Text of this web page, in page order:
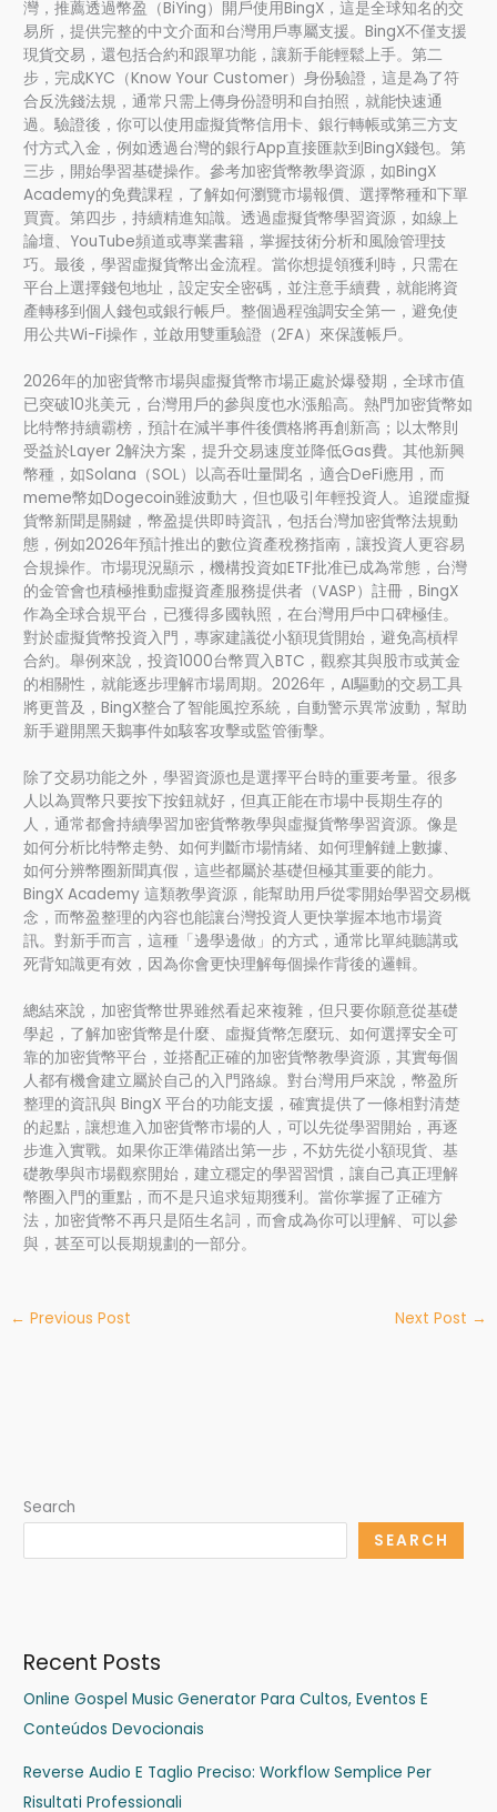
灣，推薦透過幣盈（BiYing）開戶使用BingX，這是全球知名的交
易所，提供完整的中文介面和台灣用戶專屬支援。BingX不僅支援
現貨交易，還包括合約和跟單功能，讓新手能輕鬆上手。第二
步，完成KYC（Know Your Customer）身份驗證，這是為了符
合反洗錢法規，通常只需上傳身份證明和自拍照，就能快速通
過。驗證後，你可以使用虛擬貨幣信用卡、銀行轉帳或第三方支
付方式入金，例如透過台灣的銀行App直接匯款到BingX錢包。第
三步，開始學習基礎操作。參考加密貨幣教學資源，如BingX
Academy的免費課程，了解如何瀏覽市場報價、選擇幣種和下單
買賣。第四步，持續精進知識。透過虛擬貨幣學習資源，如線上
論壇、YouTube頻道或專業書籍，掌握技術分析和風險管理技
巧。最後，學習虛擬貨幣出金流程。當你想提領獲利時，只需在
平台上選擇錢包地址，設定安全密碼，並注意手續費，就能將資
產轉移到個人錢包或銀行帳戶。整個過程強調安全第一，避免使
用公共Wi-Fi操作，並啟用雙重驗證（2FA）來保護帳戶。
2026年的加密貨幣市場與虛擬貨幣市場正處於爆發期，全球市值
已突破10兆美元，台灣用戶的參與度也水漲船高。熱門加密貨幣如
比特幣持續霸榜，預計在減半事件後價格將再創新高；以太幣則
受益於Layer 2解決方案，提升交易速度並降低Gas費。其他新興
幣種，如Solana（SOL）以高吞吐量聞名，適合DeFi應用，而
meme幣如Dogecoin雖波動大，但也吸引年輕投資人。追蹤虛擬
貨幣新聞是關鍵，幣盈提供即時資訊，包括台灣加密貨幣法規動
態，例如2026年預計推出的數位資產稅務指南，讓投資人更容易
合規操作。市場現況顯示，機構投資如ETF批准已成為常態，台灣
的金管會也積極推動虛擬資產服務提供者（VASP）註冊，BingX
作為全球合規平台，已獲得多國執照，在台灣用戶中口碑極佳。
對於虛擬貨幣投資入門，專家建議從小額現貨開始，避免高槓桿
合約。舉例來說，投資1000台幣買入BTC，觀察其與股市或黃金
的相關性，就能逐步理解市場周期。2026年，AI驅動的交易工具
將更普及，BingX整合了智能風控系統，自動警示異常波動，幫助
新手避開黑天鵝事件如駭客攻擊或監管衝擊。
除了交易功能之外，學習資源也是選擇平台時的重要考量。很多
人以為買幣只要按下按鈕就好，但真正能在市場中長期生存的
人，通常都會持續學習加密貨幣教學與虛擬貨幣學習資源。像是
如何分析比特幣走勢、如何判斷市場情緒、如何理解鏈上數據、
如何分辨幣圈新聞真假，這些都屬於基礎但極其重要的能力。
BingX Academy 這類教學資源，能幫助用戶從零開始學習交易概
念，而幣盈整理的內容也能讓台灣投資人更快掌握本地市場資
訊。對新手而言，這種「邊學邊做」的方式，通常比單純聽講或
死背知識更有效，因為你會更快理解每個操作背後的邏輯。
總結來說，加密貨幣世界雖然看起來複雜，但只要你願意從基礎
學起，了解加密貨幣是什麼、虛擬貨幣怎麼玩、如何選擇安全可
靠的加密貨幣平台，並搭配正確的加密貨幣教學資源，其實每個
人都有機會建立屬於自己的入門路線。對台灣用戶來說，幣盈所
整理的資訊與 BingX 平台的功能支援，確實提供了一條相對清楚
的起點，讓想進入加密貨幣市場的人，可以先從學習開始，再逐
步進入實戰。如果你正準備踏出第一步，不妨先從小額現貨、基
礎教學與市場觀察開始，建立穩定的學習習慣，讓自己真正理解
幣圈入門的重點，而不是只追求短期獲利。當你掌握了正確方
法，加密貨幣不再只是陌生名詞，而會成為你可以理解、可以參
與，甚至可以長期規劃的一部分。
← Previous Post Next Post →
Search
SEARCH
Recent Posts
Online Gospel Music Generator Para Cultos, Eventos E
Conteúdos Devocionais
Reverse Audio E Taglio Preciso: Workflow Semplice Per
Risultati Professionali